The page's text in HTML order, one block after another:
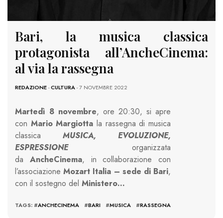
Bari, la musica classica
protagonista all’AncheCinema:
al via la rassegna
REDAZIONE-CULTURA- 7 NOVEMBRE 2022
Martedì 8 novembre, ore 20:30, si apre
con Mario Margiotta la rassegna di musica
classica MUSICA, EVOLUZIONE,
ESPRESSIONEorganizzata
da AncheCinema, in collaborazione con
l’associazioneMozart Italia – sede di Bari,
con il sostegno del Ministero…
TAGS: #ANCHECINEMA #BARI #MUSICA #RASSEGNA